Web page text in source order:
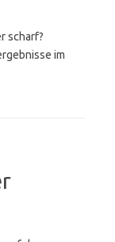
scharf?
im